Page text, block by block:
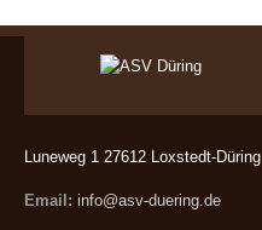
Luneweg 1 27612 Loxstedt-Düring
Email: info@asv-duering.de